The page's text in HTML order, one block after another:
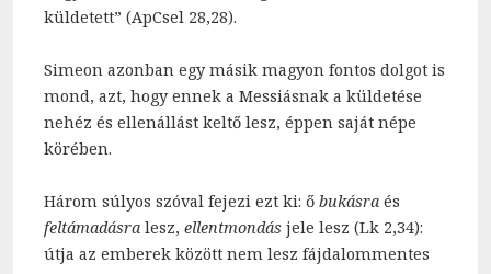
küldetett” (ApCsel 28,28).
Simeon azonban egy másik magyon fontos dolgot is
mond, azt, hogy ennek a Messiásnak a küldetése
nehéz és ellenállást keltő lesz, éppen saját népe
körében.
Három súlyos szóval fejezi ezt ki: ő bukásra és
feltámadásra lesz, ellentmondás jele lesz (Lk 2,34):
útja az emberek között nem lesz fájdalommentes